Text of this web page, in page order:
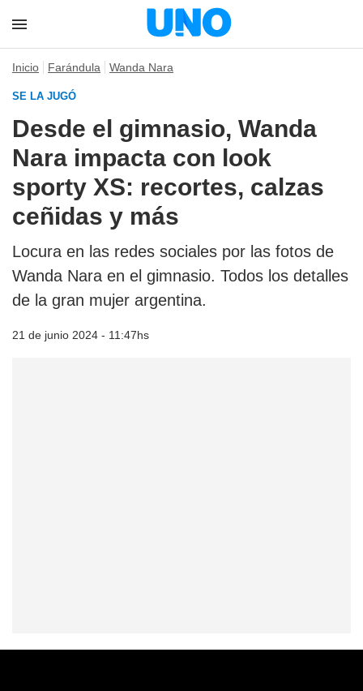
Inicio Farándula Wanda Nara
SE LA JUGÓ
Desde el gimnasio, Wanda
Nara impacta con look
sporty XS: recortes, calzas
ceñidas y más
Locura en las redes sociales por las fotos de
Wanda Nara en el gimnasio. Todos los detalles
de la gran mujer argentina.
21 de junio 2024 - 11:47hs